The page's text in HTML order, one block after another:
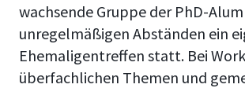
wachsende Gruppe der PhD-
unregelmäßigen Abständen ein
Ehemaligentreffen statt. Bei
überfachlichen Themen und